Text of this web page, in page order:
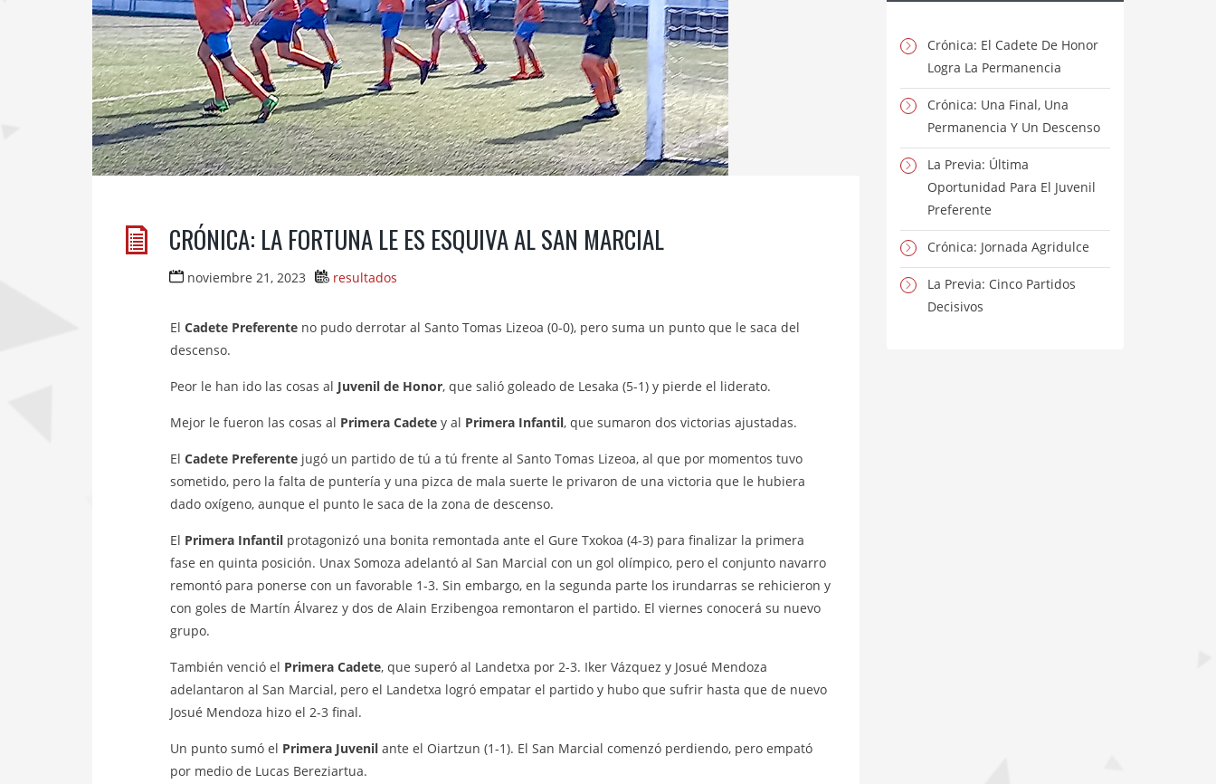
CRÓNICA: LA FORTUNA LE ES ESQUIVA AL SAN MARCIAL
noviembre 21, 2023 resultados
El Cadete Preferente no pudo derrotar al Santo Tomas Lizeoa (0-0), pero suma un punto que le saca del
descenso.
Peor le han ido las cosas al Juvenil de Honor, que salió goleado de Lesaka (5-1) y pierde el liderato.
Mejor le fueron las cosas al Primera Cadete y al Primera Infantil, que sumaron dos victorias ajustadas.
El Cadete Preferente jugó un partido de tú a tú frente al Santo Tomas Lizeoa, al que por momentos tuvo
sometido, pero la falta de puntería y una pizca de mala suerte le privaron de una victoria que le hubiera
dado oxígeno, aunque el punto le saca de la zona de descenso.
El Primera Infantil protagonizó una bonita remontada ante el Gure Txokoa (4-3) para finalizar la primera
fase en quinta posición. Unax Somoza adelantó al San Marcial con un gol olímpico, pero el conjunto navarro
remontó para ponerse con un favorable 1-3. Sin embargo, en la segunda parte los irundarras se rehicieron y
con goles de Martín Álvarez y dos de Alain Erzibengoa remontaron el partido. El viernes conocerá su nuevo
grupo.
También venció el Primera Cadete, que superó al Landetxa por 2-3. Iker Vázquez y Josué Mendoza
adelantaron al San Marcial, pero el Landetxa logró empatar el partido y hubo que sufrir hasta que de nuevo
Josué Mendoza hizo el 2-3 final.
Un punto sumó el Primera Juvenil ante el Oiartzun (1-1). El San Marcial comenzó perdiendo, pero empató
por medio de Lucas Bereziartua.
Crónica: El Cadete De Honor
Logra La Permanencia
Crónica: Una Final, Una
Permanencia Y Un Descenso
La Previa: Última
Oportunidad Para El Juvenil
Preferente
Crónica: Jornada Agridulce
La Previa: Cinco Partidos
Decisivos